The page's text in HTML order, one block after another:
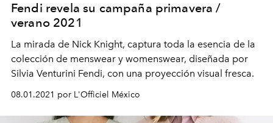
Fendi revela su campaña primavera /
verano 2021
La mirada de Nick Knight, captura toda la esencia de la
colección de menswear y womenswear, diseñada por
Silvia Venturini Fendi, con una proyección visual fresca.
08.01.2021 por L'Officiel México